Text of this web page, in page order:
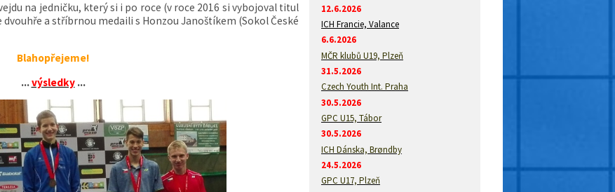
na jedničku, který si i po roce (v roce 2016 si vybojoval titul
dvouhře a stříbrnou medaili s Honzou Janoštíkem (Sokol České
Blahopřejeme!
...výsledky...
12.6.2026
ICH Francie, Valance
6.6.2026
MČR klubů U19, Plzeň
31.5.2026
Czech Youth Int. Praha
30.5.2026
GPC U15, Tábor
30.5.2026
ICH Dánska, Brøndby
24.5.2026
GPC U17, Plzeň